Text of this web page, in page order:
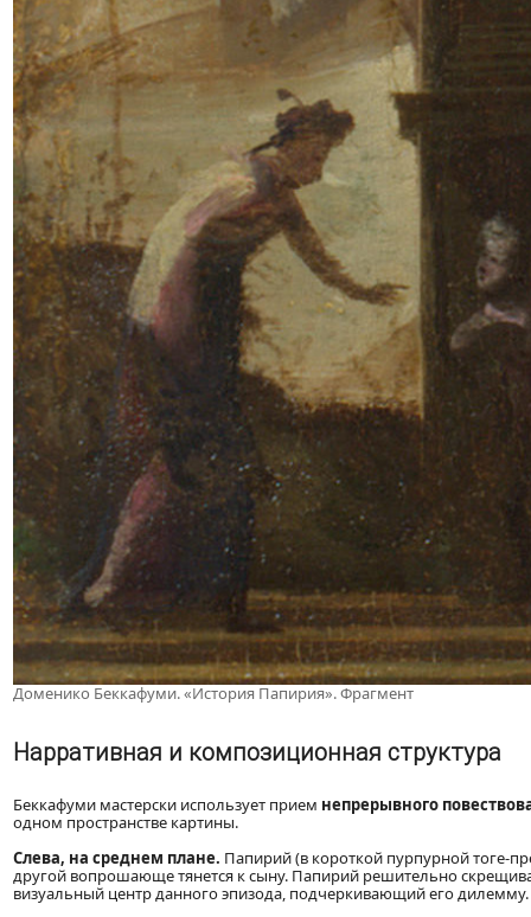
Доменико Беккафуми. «История Папирия». Фрагмент
Нарративная и композиционная структура
Беккафуми мастерски использует прием непрерывного
одном пространстве картины.
Слева, на среднем плане. Папирий (в короткой пурпурной тоге-
другой вопрошающе тянется к сыну. Папирий решительно
визуальный центр данного эпизода, подчеркивающий его дилемму.